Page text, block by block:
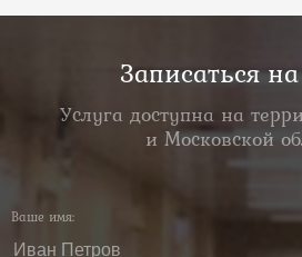
Записаться
Услуга доступна на
и Московской
Ваше имя: